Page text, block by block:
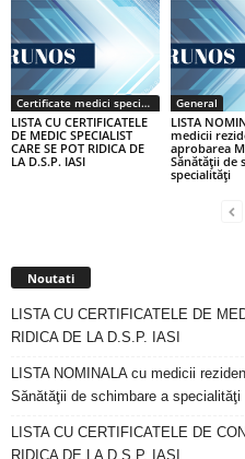
Certificate medici specialiști / primari
LISTA CU CERTIFICATELE
DE MEDIC SPECIALIST
CARE SE POT RIDICA DE
LA D.S.P. IASI
General
LISTA
medicii
aprobarea
Sănătăţii de
specialităţi
Noutati
LISTA CU CERTIFICATELE DE
RIDICA DE LA D.S.P. IASI
LISTA NOMINALA cu medicii
Sănătăţii de schimbare a specialităţi
LISTA CU CERTIFICATELE DE
RIDICA DE LA D.S.P. IASI